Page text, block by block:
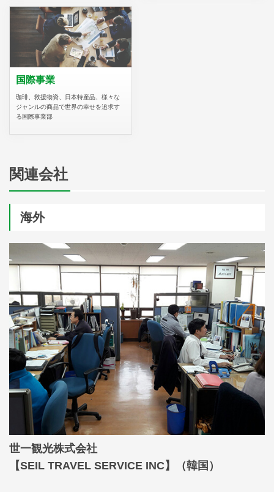
国際事業
珈琲、救援物資、日本特産品、様々な
ジャンルの商品で世界の幸せを追求す
る国際事業部
関連会社
海外
世一観光株式会社
【SEIL TRAVEL SERVICE INC】（韓国）